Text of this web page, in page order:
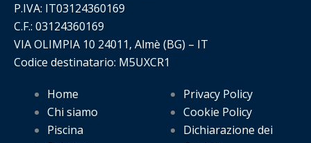
P.IVA: IT03124360169
C.F.: 03124360169
VIA OLIMPIA 10 24011, Almè (BG) – IT
Codice destinatario: M5UXCR1
Home
Chi siamo
Piscina
Privacy Policy
Cookie Policy
Dichiarazione dei